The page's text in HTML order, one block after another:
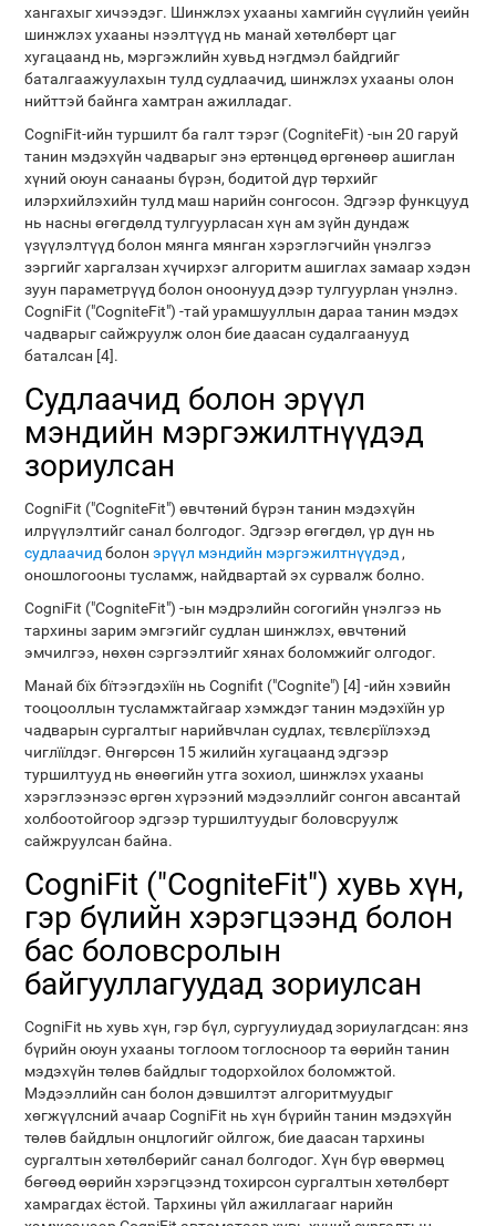
хангахыг хичээдэг. Шинжлэх ухааны хамгийн сүүлийн үеийн
шинжлэх ухааны нээлтүүд нь манай хөтөлбөрт цаг
хугацаанд нь, мэргэжлийн хувьд нэгдмэл байдгийг
баталгаажуулахын тулд судлаачид, шинжлэх ухааны олон
нийттэй байнга хамтран ажилладаг.
CogniFit-ийн туршилт ба галт тэрэг (CogniteFit) -ын 20 гаруй
танин мэдэхүйн чадварыг энэ ертөнцөд өргөнөөр ашиглан
хүний ​​оюун санааны бүрэн, бодитой дүр төрхийг
илэрхийлэхийн тулд маш нарийн сонгосон. Эдгээр функцууд
нь насны өгөгдөлд тулгуурласан хүн ам зүйн дундаж
үзүүлэлтүүд болон мянга мянган хэрэглэгчийн үнэлгээ
зэргийг харгалзан хүчирхэг алгоритм ашиглах замаар хэдэн
зуун параметрүүд болон оноонууд дээр тулгуурлан үнэлнэ.
CogniFit ("CogniteFit") -тай урамшууллын дараа танин мэдэх
чадварыг сайжруулж олон бие даасан судалгаанууд
баталсан [4].
Судлаачид болон эрүүл
мэндийн мэргэжилтнүүдэд
зориулсан
CogniFit ("CogniteFit") өвчтөний бүрэн танин мэдэхүйн
илрүүлэлтийг санал болгодог. Эдгээр өгөгдөл, үр дүн нь
судлаачидболонэрүүл мэндийн мэргэжилтнүүдэд ,
оношлогооны тусламж, найдвартай эх сурвалж болно.
CogniFit ("CogniteFit") -ын мэдрэлийн согогийн үнэлгээ нь
тархины зарим эмгэгийг судлан шинжлэх, өвчтөний
эмчилгээ, нөхөн сэргээлтийг хянах боломжийг олгодог.
Манай бїх бїтээгдэхїїн нь Cognifit ("Cognite") [4] -ийн хэвийн
тооцооллын тусламжтайгаар хэмждэг танин мэдэхїйн ур
чадварын сургалтыг нарийвчлан судлах, тєвлєрїїлэхэд
чиглїїлдэг. Өнгөрсөн 15 жилийн хугацаанд эдгээр
туршилтууд нь өнөөгийн утга зохиол, шинжлэх ухааны
хэрэглээнээс өргөн хүрээний мэдээллийг сонгон авсантай
холбоотойгоор эдгээр туршилтуудыг боловсруулж
сайжруулсан байна.
CogniFit ("CogniteFit") хувь хүн,
гэр бүлийн хэрэгцээнд болон
бас боловсролын
байгууллагуудад зориулсан
CogniFit нь хувь хүн, гэр бүл, сургуулиудад зориулагдсан: янз
бүрийн оюун ухааны тоглоом тоглосноор та өөрийн танин
мэдэхүйн төлөв байдлыг тодорхойлох боломжтой.
Мэдээллийн сан болон дэвшилтэт алгоритмуудыг
хөгжүүлсний ачаар CogniFit нь хүн бүрийн танин мэдэхүйн
төлөв байдлын онцлогийг ойлгож, бие даасан тархины
сургалтын хөтөлбөрийг санал болгодог. Хүн бүр өвөрмөц
бөгөөд өөрийн хэрэгцээнд тохирсон сургалтын хөтөлбөрт
хамрагдах ёстой. Тархины үйл ажиллагааг нарийн